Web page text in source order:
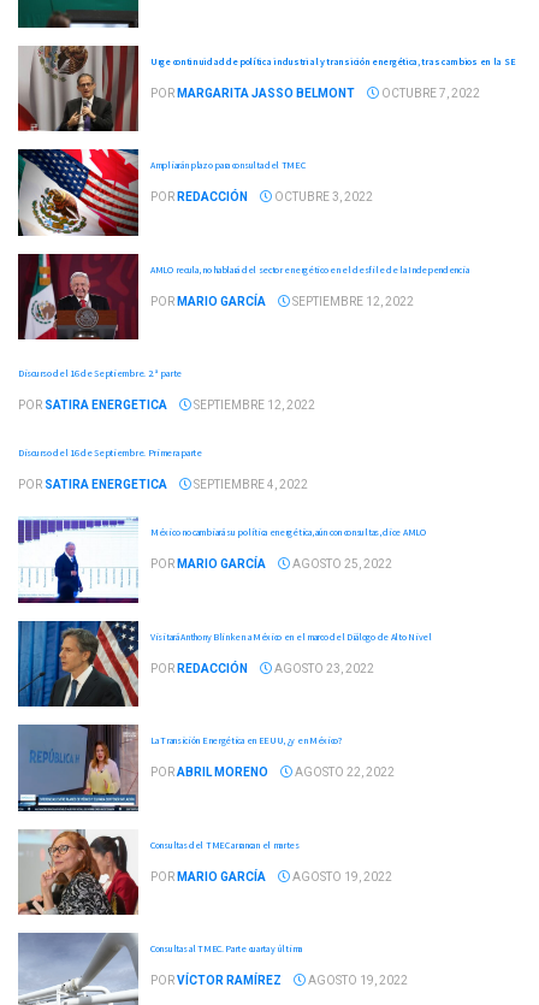
Urge continuidad de política industrial y transición energética, tras cambios en la SE
POR MARGARITA JASSO BELMONT OCTUBRE 7, 2022
Ampliarán plazo para consulta del TMEC
POR REDACCIÓN OCTUBRE 3, 2022
AMLO recula, no hablará del sector energético en el desfile de la Independencia
POR MARIO GARCÍA SEPTIEMBRE 12, 2022
Discurso del 16 de Septiembre. 2.ª parte
POR SATIRA ENERGETICA SEPTIEMBRE 12, 2022
Discurso del 16 de Septiembre. Primera parte
POR SATIRA ENERGETICA SEPTIEMBRE 4, 2022
México no cambiará su política energética, aún con consultas, dice AMLO
POR MARIO GARCÍA AGOSTO 25, 2022
Visitará Anthony Blinken a México en el marco del Diálogo de Alto Nivel
POR REDACCIÓN AGOSTO 23, 2022
La Transición Energética en EEUU, ¿y en México?
PORABRIL MORENO AGOSTO 22, 2022
Consultas del TMEC arrancan el martes
POR MARIO GARCÍA AGOSTO 19, 2022
Consultas al TMEC. Parte cuarta y última
PORVÍCTOR RAMÍREZ AGOSTO 19, 2022